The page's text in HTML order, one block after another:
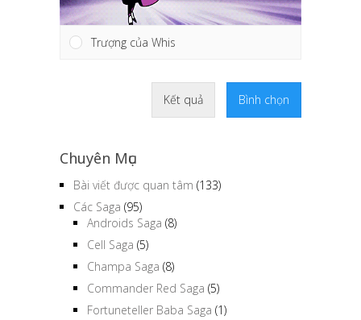
Trượng của Whis
Kết quả Bình chọn
Chuyên Mục
Bài viết được quan tâm (133)
Các Saga (95)
Androids Saga (8)
Cell Saga (5)
Champa Saga (8)
Commander Red Saga (5)
Fortuneteller Baba Saga (1)